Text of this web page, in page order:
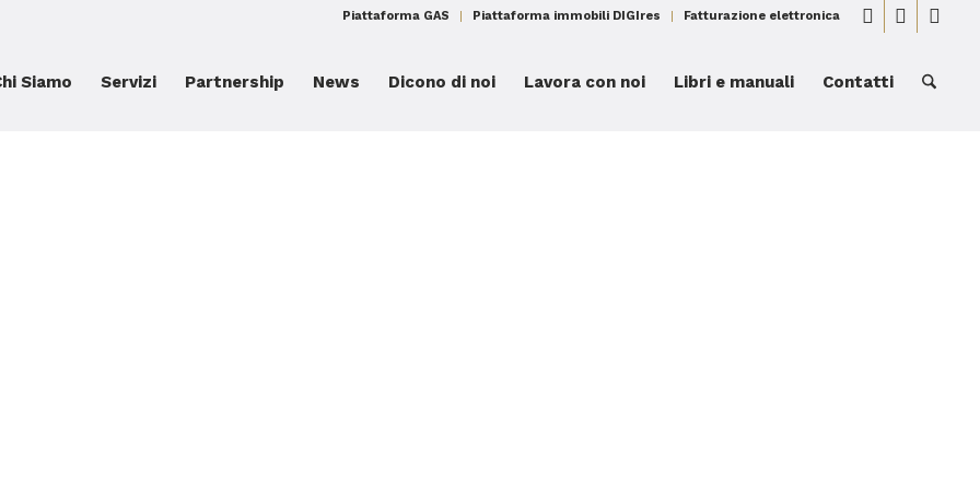
Piattaforma GAS Piattaforma immobili DIGIres Fatturazione elettronica
Siamo Servizi Partnership News Dicono di noi Lavora con noi Libri e manuali Contatti